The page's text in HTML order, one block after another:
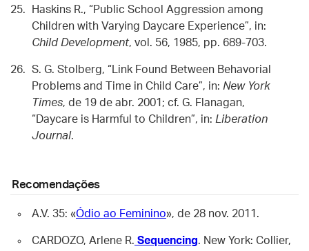
Haskins R., “Public School Aggression among
Children with Varying Daycare Experience”, in:
Child Development, vol. 56, 1985, pp. 689-703.
S. G. Stolberg, “Link Found Between Behavorial
Problems and Time in Child Care”, in: New York
Times, de 19 de abr. 2001; cf. G. Flanagan,
“Daycare is Harmful to Children”, in: Liberation
Journal.
Recomendações
A.V. 35: «Ódio ao Feminino», de 28 nov. 2011.
CARDOZO, Arlene R. Sequencing. New York: Collier,